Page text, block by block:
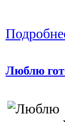
Люблю